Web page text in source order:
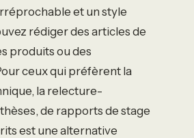
et un style
rédiger des articles de
produits ou des
ceux qui préfèrent la
la relecture-
de rapports de stage
est une alternative